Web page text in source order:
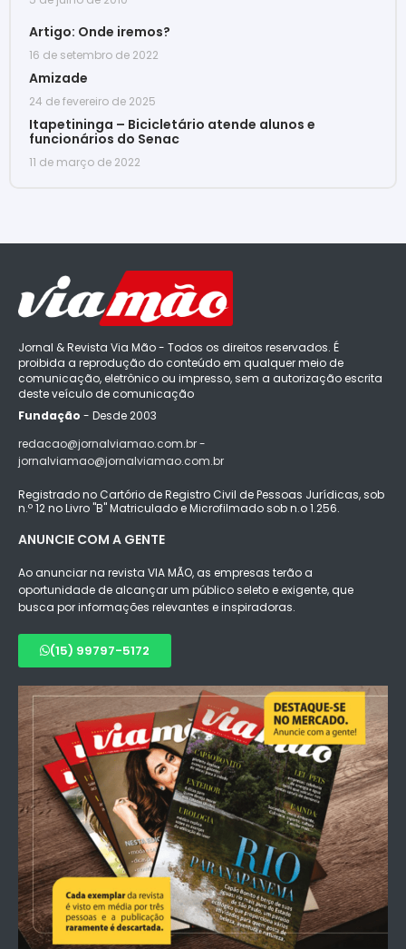
Artigo: Onde iremos?
16 de setembro de 2022
Amizade
24 de fevereiro de 2025
Itapetininga – Bicicletário atende alunos e
funcionários do Senac
11 de março de 2022
Jornal & Revista Via Mão - Todos os direitos reservados. É
proibida a reprodução do conteúdo em qualquer meio de
comunicação, eletrônico ou impresso, sem a autorização escrita
deste veículo de comunicação
Fundação - Desde 2003
redacao@jornalviamao.com.br -
jornalviamao@jornalviamao.com.br
Registrado no Cartório de Registro Civil de Pessoas Jurídicas, sob
n.º 12 no Livro "B" Matriculado e Microfilmado sob n.o 1.256.
ANUNCIE COM A GENTE
Ao anunciar na revista VIA MÃO, as empresas terão a
oportunidade de alcançar um público seleto e exigente, que
busca por informações relevantes e inspiradoras.
(15) 99797-5172